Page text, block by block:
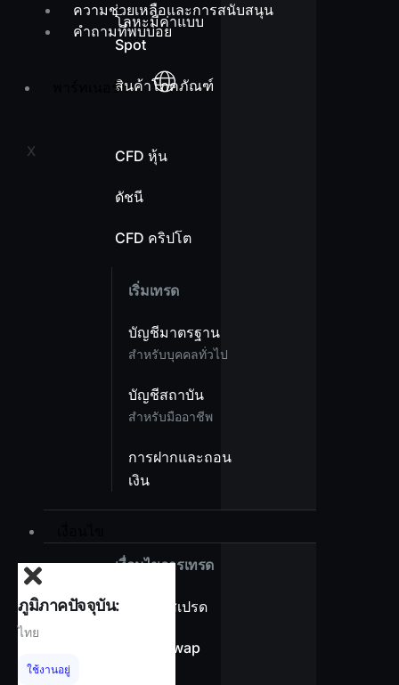
ความช่วยเหลือและการสนับสนุน
คำถามที่พบบ่อย
พาร์ทเนอร์
X
โลหะมีค่าแบบ
Spot
สินค้าโภคภัณฑ์
CFD หุ้น
ดัชนี
CFD คริปโต
เริ่มเทรด
บัญชีมาตรฐาน
สำหรับบุคคลทั่วไป
บัญชีสถาบัน
สำหรับมืออาชีพ
การฝากและถอน
เงิน
เงื่อนไขการเทรด
ภาพรวมสเปรด
ไม่มีค่า Swap
ภูมิภาคปัจจุบัน:
ไทย
ใช้งานอยู่